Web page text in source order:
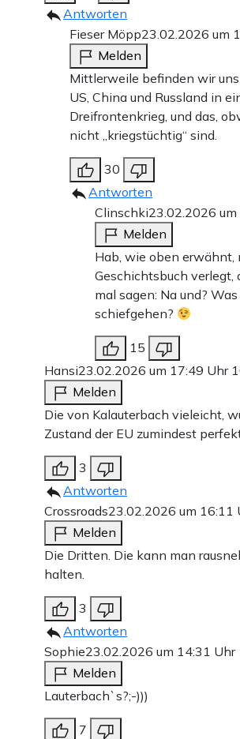
Antworten
Fieser Möpp23.02.2026 um
Melden
Mittlerweile befinden wir
US, China und Russland in
Dreifrontenkrieg, und das,
nicht „kriegstüchtig“ sind.
30
Antworten
Clinschki23.02.2026
Melden
Hab, wie oben erwähnt,
Geschichtsbuch verlegt,
mal sagen: Na und?
schiefgehen?
15
Hansi23.02.2026 um 17:49 Uhr
Melden
Die von Kalauterbach vieleicht,
Zustand der EU zumindest
3
Antworten
Crossroads23.02.2026 um 16:11
Melden
Die Dritten. Die kann man
halten.
3
Antworten
Sophie23.02.2026 um 14:31 Uhr
Melden
Lauterbach`s?;-)))
7